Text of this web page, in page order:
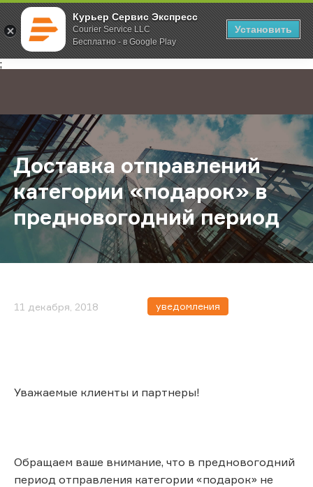
Курьер Сервис Экспресс
Courier Service LLC
Бесплатно - в Google Play
Установить
;
Главная О компании Новости Доставка отправлений
Доставка отправлений
категории «подарок» в
предновогодний период
11 декабря, 2018 уведомления
Уважаемые клиенты и партнеры!
Обращаем ваше внимание, что в предновогодний
период отправления категории «подарок» не